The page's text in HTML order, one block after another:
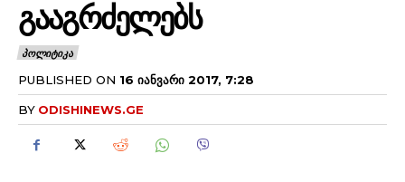
ᲒᲐᲐᲒᲠᲫᲔᲚᲔᲑᲡ
ᲞᲝᲚᲘᲢᲘᲙᲐ
PUBLISHED ON 16 ᲘᲐᲜᲕᲐᲠᲘ 2017, 7:28
BY ODISHINEWS.GE